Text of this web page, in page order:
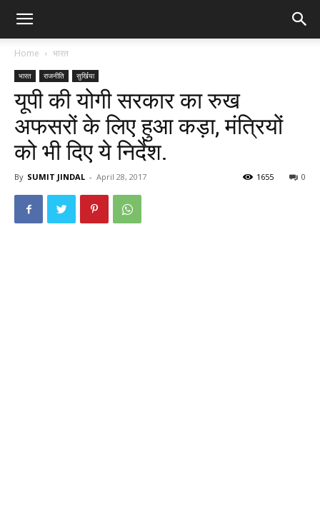
Home भारत
भारत राजनीति सुर्खिया
यूपी की योगी सरकार का रुख
अफसरों के लिए हुआ कड़ा, मंत्रियों
को भी दिए ये निर्देश.
By SUMIT JINDAL - April 28, 2017 0
1655